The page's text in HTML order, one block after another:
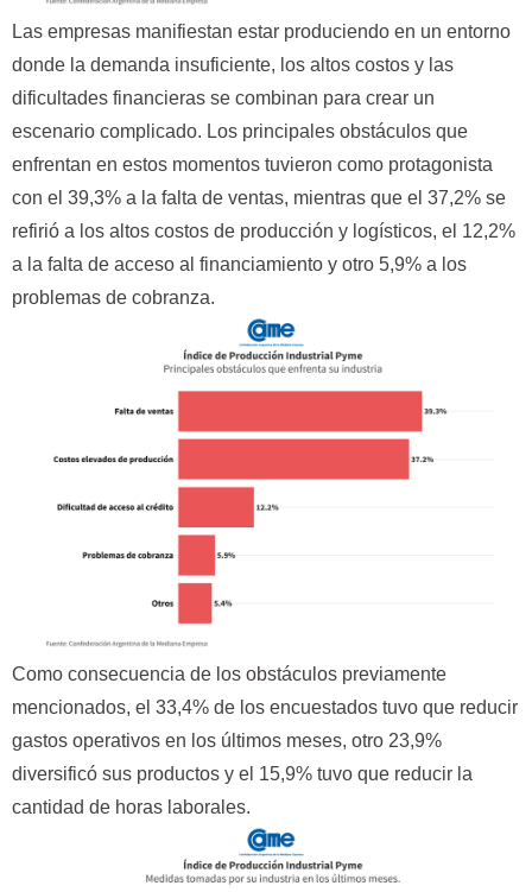
Las empresas manifiestan estar produciendo en un entorno
donde la demanda insuficiente, los altos costos y las
dificultades financieras se combinan para crear un
escenario complicado. Los principales obstáculos que
enfrentan en estos momentos tuvieron como protagonista
con el 39,3% a la falta de ventas, mientras que el 37,2% se
refirió a los altos costos de producción y logísticos, el 12,2%
a la falta de acceso al financiamiento y otro 5,9% a los
problemas de cobranza.
Como consecuencia de los obstáculos previamente
mencionados, el 33,4% de los encuestados tuvo que reducir
gastos operativos en los últimos meses, otro 23,9%
diversificó sus productos y el 15,9% tuvo que reducir la
cantidad de horas laborales.